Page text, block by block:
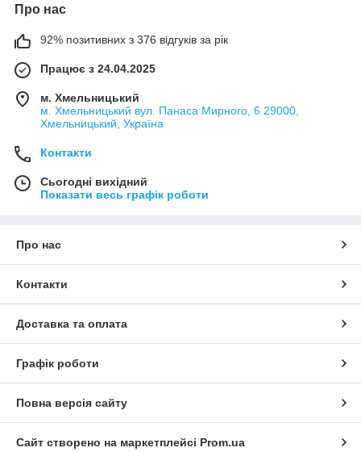
Про нас
92% позитивних з 376 відгуків за рік
Працює з 24.04.2025
м. Хмельницький
м. Хмельницький вул. Панаса Мирного, 6 29000,
Хмельницький, Україна
Контакти
Сьогодні вихідний
Показати весь графік роботи
Про нас
Контакти
Доставка та оплата
Графік роботи
Повна версія сайту
Сайт створено на маркетплейсі Prom.ua